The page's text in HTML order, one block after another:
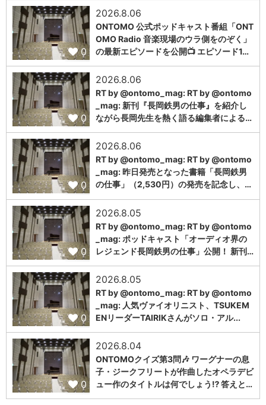
0
2026.8.06
ONTOMO 公式ポッドキャスト番組「ONT
OMO Radio 音楽現場のウラ側をのぞく」
の最新エピソードを公開📺 エピソード1…
0
2026.8.06
RT by @ontomo_mag: RT by @ontomo
_mag: 新刊『長岡鉄男の仕事』を紹介し
ながら長岡先生を熱く語る編集者による…
0
2026.8.06
RT by @ontomo_mag: RT by @ontomo
_mag: 昨日発売となった書籍「長岡鉄男
の仕事」（2,530円）の発売を記念し、…
0
2026.8.05
RT by @ontomo_mag: RT by @ontomo
_mag: ポッドキャスト「オーディオ界の
レジェンド長岡鉄男の仕事」公開！ 新刊…
0
2026.8.05
RT by @ontomo_mag: RT by @ontomo
_mag: 人気ヴァイオリニスト、TSUKEM
ENリーダーTAIRIKさんがソロ・アル...
0
2026.8.04
ONTOMOクイズ第3問🎶 ワーグナーの息
子・ジークフリートが作曲したオペラデビ
ュー作のタイトルは何でしょう⁉️ 答えと…